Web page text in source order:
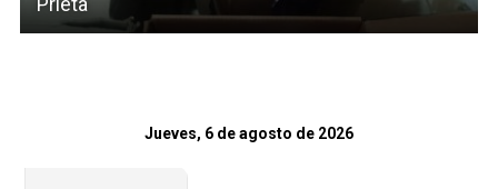
Jueves, 6 de agosto de 2026